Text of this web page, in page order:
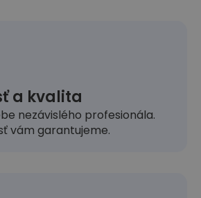
a kvalita
nezávislého profesionála.
vám garantujeme.